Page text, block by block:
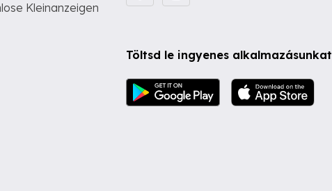
Kleinanzeigen
Töltsd le ingyenes alkalmazásunkat